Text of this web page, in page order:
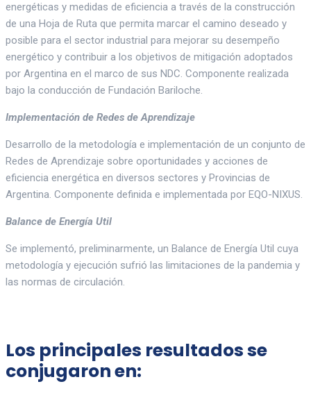
energéticas y medidas de eficiencia a través de la construcción
de una Hoja de Ruta que permita marcar el camino deseado y
posible para el sector industrial para mejorar su desempeño
energético y contribuir a los objetivos de mitigación adoptados
por Argentina en el marco de sus NDC. Componente realizada
bajo la conducción de Fundación Bariloche.
Implementación de Redes de Aprendizaje
Desarrollo de la metodología e implementación de un conjunto de
Redes de Aprendizaje sobre oportunidades y acciones de
eficiencia energética en diversos sectores y Provincias de
Argentina. Componente definida e implementada por EQO-NIXUS.
Balance de Energía Util
Se implementó, preliminarmente, un Balance de Energía Util cuya
metodología y ejecución sufrió las limitaciones de la pandemia y
las normas de circulación.
Los principales resultados se
conjugaron en: